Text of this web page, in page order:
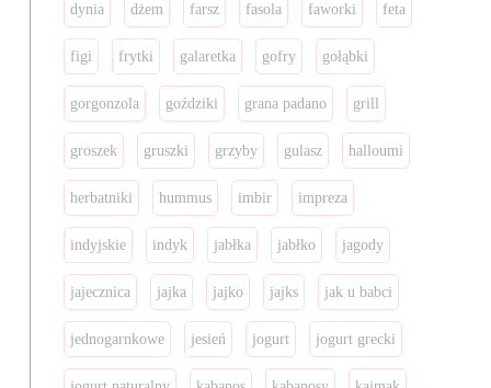
dynia dżem farsz fasola faworki feta
figi frytki galaretka gofry gołąbki
gorgonzola goździki grana padano grill
groszek gruszki grzyby gulasz halloumi
herbatniki hummus imbir impreza
indyjskie indyk jabłka jabłko jagody
jajecznica jajka jajko jajks jak u babci
jednogarnkowe jesień jogurt jogurt grecki